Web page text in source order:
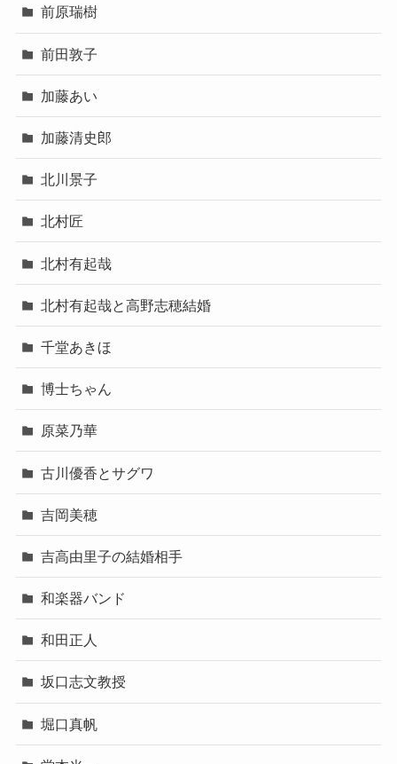
前原瑞樹
前田敦子
加藤あい
加藤清史郎
北川景子
北村匠
北村有起哉
北村有起哉と高野志穂結婚
千堂あきほ
博士ちゃん
原菜乃華
古川優香とサグワ
吉岡美穂
吉高由里子の結婚相手
和楽器バンド
和田正人
坂口志文教授
堀口真帆